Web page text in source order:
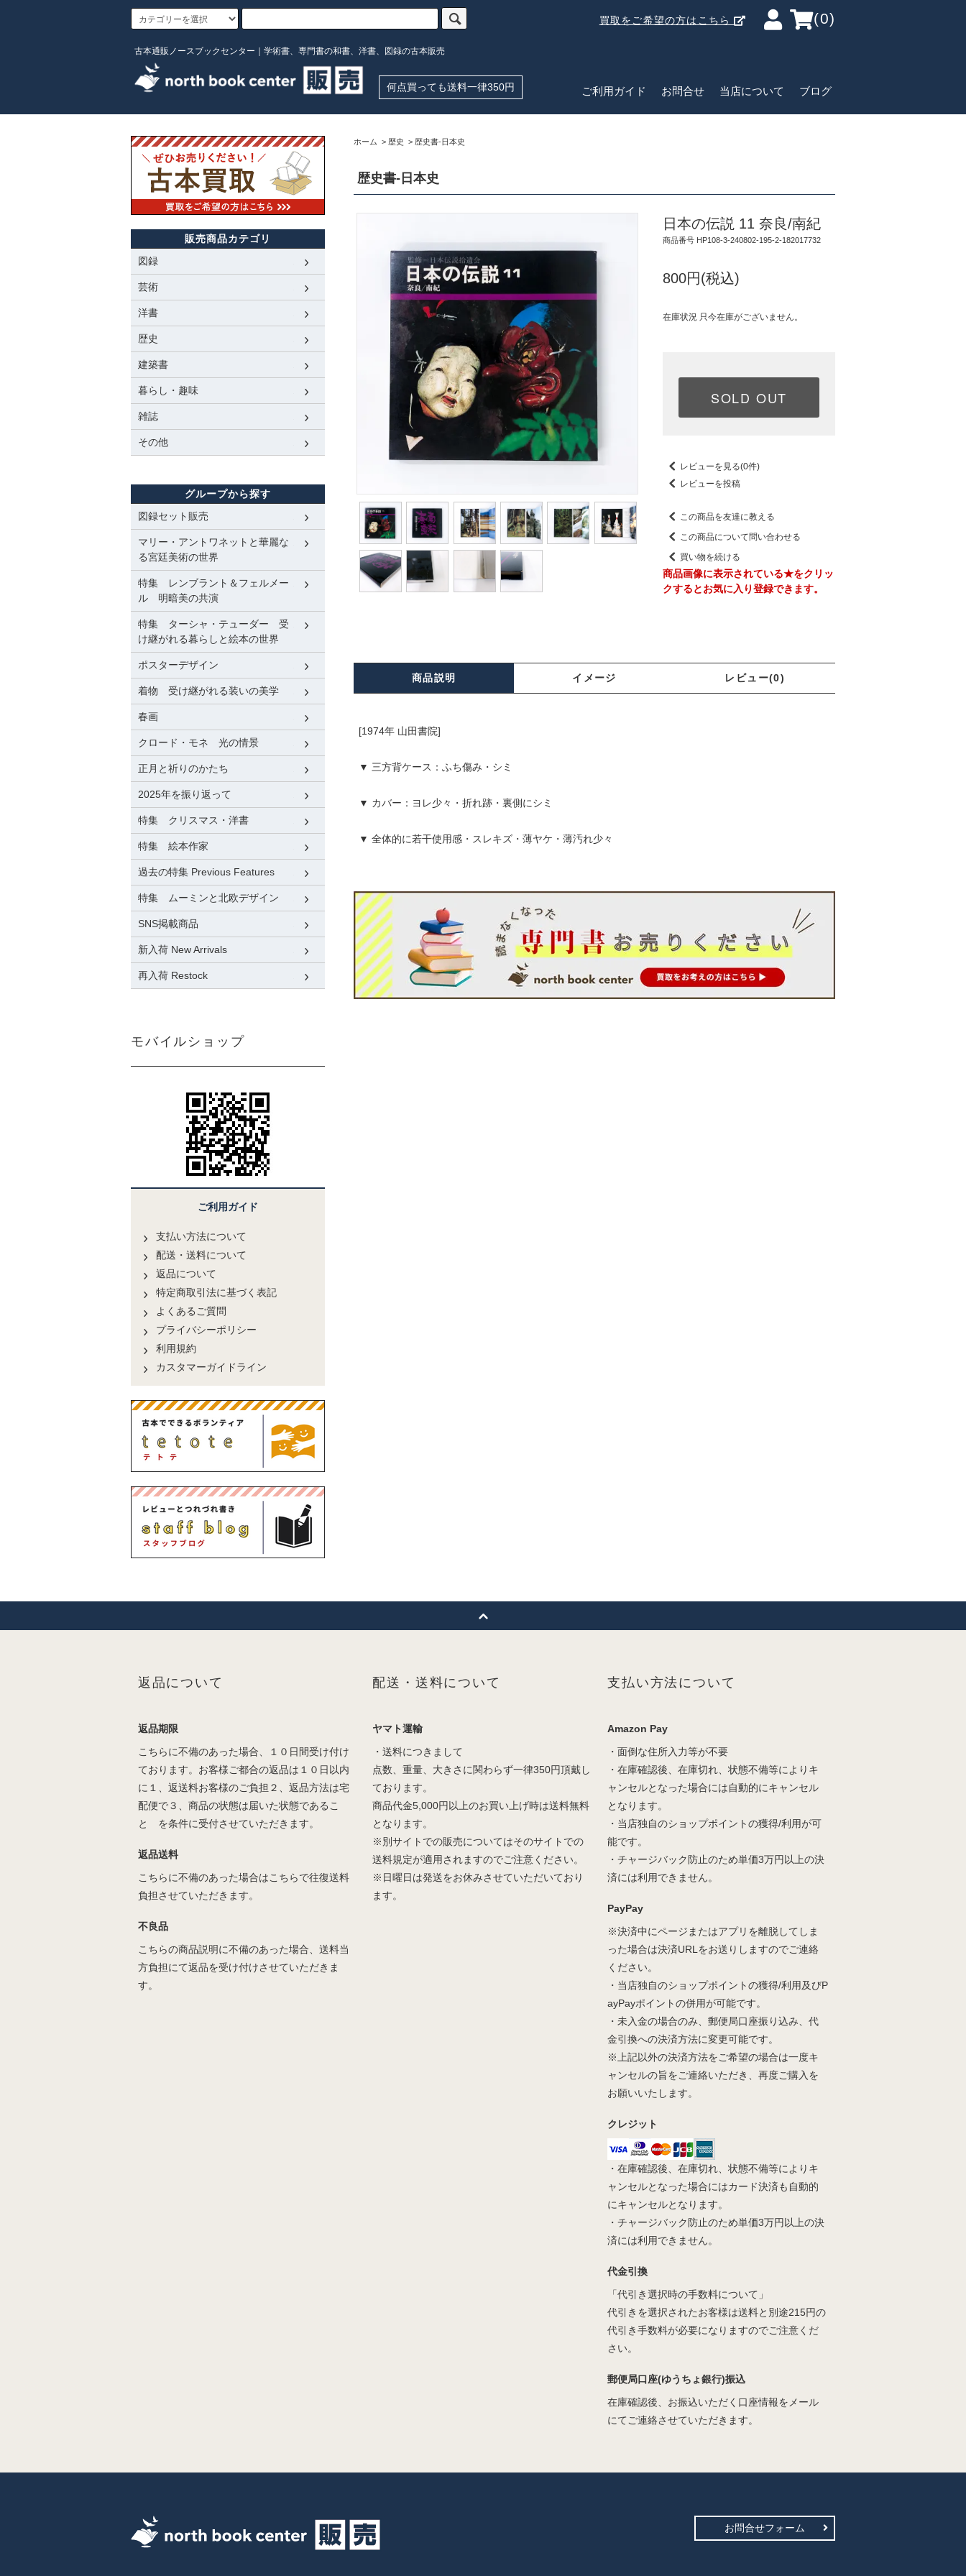
買取をご希望の方はこちら (0)
古本通販ノースブックセンター｜学術書、専門書の和書、洋書、図録の古本販売
何点買っても送料一律350円 ご利用ガイド お問合せ 当店について ブログ
ホーム > 歴史 > 歴史書-日本史
歴史書-日本史
日本の伝説 11 奈良/南紀
商品番号 HP108-3-240802-195-2-182017732
800円(税込)
在庫状況 只今在庫がございません。
SOLD OUT
レビューを見る(0件)
レビューを投稿
この商品を友達に教える
この商品について問い合わせる
買い物を続ける
商品画像に表示されている★をクリッ
クするとお気に入り登録できます。
商品説明 イメージ レビュー(0)
[1974年 山田書院]
▼ 三方背ケース：ふち傷み・シミ
▼ カバー：ヨレ少々・折れ跡・裏側にシミ
▼ 全体的に若干使用感・スレキズ・薄ヤケ・薄汚れ少々
販売商品カテゴリ
図録
芸術
洋書
歴史
建築書
暮らし・趣味
雑誌
その他
グループから探す
図録セット販売
マリー・アントワネットと華麗な
る宮廷美術の世界
特集 レンブラント＆フェルメー
ル 明暗美の共演
特集 ターシャ・テューダー 受
け継がれる暮らしと絵本の世界
ポスターデザイン
着物 受け継がれる装いの美学
春画
クロード・モネ 光の情景
正月と祈りのかたち
2025年を振り返って
特集 クリスマス・洋書
特集 絵本作家
過去の特集 Previous Features
特集 ムーミンと北欧デザイン
SNS掲載商品
新入荷 New Arrivals
再入荷 Restock
モバイルショップ
ご利用ガイド
支払い方法について
配送・送料について
返品について
特定商取引法に基づく表記
よくあるご質問
プライバシーポリシー
利用規約
カスタマーガイドライン
返品について
返品期限
こちらに不備のあった場合、１０日間受け付け
ております。お客様ご都合の返品は１０日以内
に１、返送料お客様のご負担２、返品方法は宅
配便で３、商品の状態は届いた状態であるこ
と を条件に受付させていただきます。
返品送料
こちらに不備のあった場合はこちらで往復送料
負担させていただきます。
不良品
こちらの商品説明に不備のあった場合、送料当
方負担にて返品を受け付けさせていただきま
す。
配送・送料について
ヤマト運輸
・送料につきまして
点数、重量、大きさに関わらず一律350円頂戴し
ております。
商品代金5,000円以上のお買い上げ時は送料無料
となります。
※別サイトでの販売についてはそのサイトでの
送料規定が適用されますのでご注意ください。
※日曜日は発送をお休みさせていただいており
ます。
支払い方法について
Amazon Pay
・面倒な住所入力等が不要
・在庫確認後、在庫切れ、状態不備等によりキ
ャンセルとなった場合には自動的にキャンセル
となります。
・当店独自のショップポイントの獲得/利用が可
能です。
・チャージバック防止のため単価3万円以上の決
済には利用できません。
PayPay
※決済中にページまたはアプリを離脱してしま
った場合は決済URLをお送りしますのでご連絡
ください。
・当店独自のショップポイントの獲得/利用及びP
ayPayポイントの併用が可能です。
・未入金の場合のみ、郵便局口座振り込み、代
金引換への決済方法に変更可能です。
※上記以外の決済方法をご希望の場合は一度キ
ャンセルの旨をご連絡いただき、再度ご購入を
お願いいたします。
クレジット
・在庫確認後、在庫切れ、状態不備等によりキ
ャンセルとなった場合にはカード決済も自動的
にキャンセルとなります。
・チャージバック防止のため単価3万円以上の決
済には利用できません。
代金引換
「代引き選択時の手数料について」
代引きを選択されたお客様は送料と別途215円の
代引き手数料が必要になりますのでご注意くだ
さい。
郵便局口座(ゆうちょ銀行)振込
在庫確認後、お振込いただく口座情報をメール
にてご連絡させていただきます。
お問合せフォーム